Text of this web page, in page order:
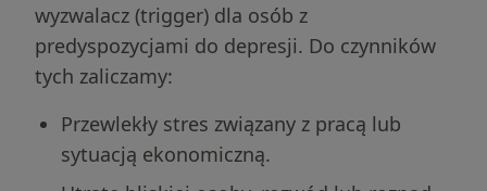
wyzwalacz (trigger) dla osób z
predyspozycjami do depresji. Do czynników
tych zaliczamy:
Przewlekły stres związany z pracą lub
sytuacją ekonomiczną.